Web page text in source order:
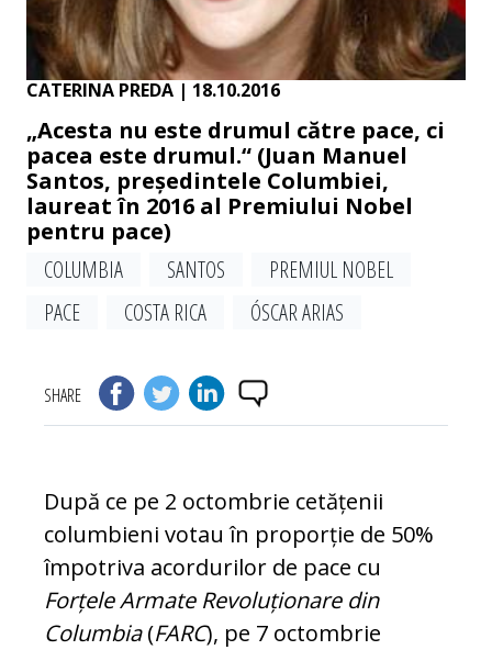
CATERINA PREDA | 18.10.2016
„Acesta nu este drumul către pace, ci
pacea este drumul.“ (Juan Manuel
Santos, președintele Columbiei,
laureat în 2016 al Premiului Nobel
pentru pace)
COLUMBIA
SANTOS
PREMIUL NOBEL
PACE
COSTA RICA ÓSCAR ARIAS
SHARE
După ce pe 2 octombrie cetățenii
columbi­eni votau în proporție de 50%
împotriva acordurilor de pace cu
Forțele Armate Revoluționare din
Columbia(FARC), pe 7 oc­tombrie